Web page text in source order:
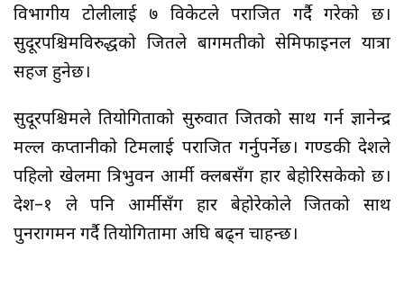
विभागीय टोलीलाई ७ विकेटले पराजित गर्दै गरेको छ।
सुदूरपश्चिमविरुद्धको जितले बागमतीको सेमिफाइनल यात्रा
सहज हुनेछ।
सुदूरपश्चिमले प्रतियोगिताको सुरुवात जितको साथ गर्न ज्ञानेन्द्र
मल्ल कप्तानीको टिमलाई पराजित गर्नुपर्नेछ। गण्डकी प्रदेशले
पहिलो खेलमा त्रिभुवन आर्मी क्लबसँग हार बेहोरिसकेको छ।
प्रदेश–१ ले पनि आर्मीसँग हार बेहोरेकोले जितको साथ
पुनरागमन गर्दै प्रतियोगितामा अघि बढ्न चाहन्छ।